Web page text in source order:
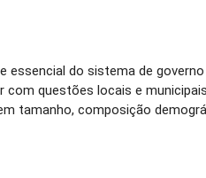
essencial do sistema de
com questões locais e
tamanho, composição